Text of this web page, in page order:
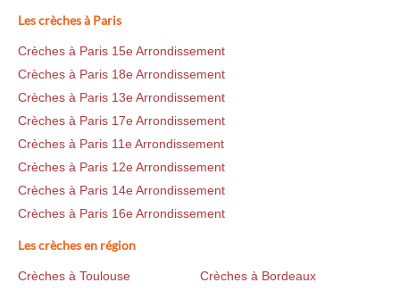
Les crèches à Paris
Crèches à Paris 15e Arrondissement
Crèches à Paris 18e Arrondissement
Crèches à Paris 13e Arrondissement
Crèches à Paris 17e Arrondissement
Crèches à Paris 11e Arrondissement
Crèches à Paris 12e Arrondissement
Crèches à Paris 14e Arrondissement
Crèches à Paris 16e Arrondissement
Les crèches en région
Crèches à Toulouse
Crèches à Bordeaux